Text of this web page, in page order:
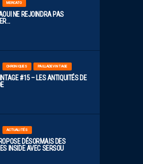
MERCATO
NE REJOINDRA PAS
CHRONIQUES PAILLADEVINTAGE
#15 – LES ANTIQUITÉS DE
ACTUALITÉS
DÉSORMAIS DES
INSIDE AVEC SERSOU